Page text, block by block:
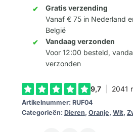
Hier!
aantal
Gratis verzending
Vanaf € 75 in Nederland
België
Vandaag verzonden
Voor 12:00 besteld,
verzonden
Artikelnummer: RUF04
Categorieën: Dieren, Oranje, Wit,